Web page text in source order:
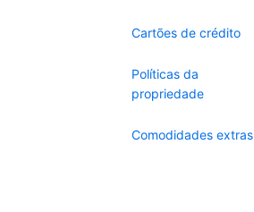
Cartões de crédito
Políticas da
propriedade
Comodidades extras